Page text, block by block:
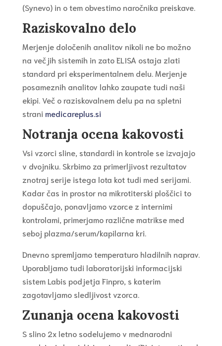
(Synevo) in o tem obvestimo naročnika preiskave.
Raziskovalno delo
Merjenje določenih analitov nikoli ne bo možno
na večjih sistemih in zato ELISA ostaja zlati
standard pri eksperimentalnem delu. Merjenje
posameznih analitov lahko zaupate tudi naši
ekipi. Več o raziskovalnem delu pa na spletni
strani medicareplus.si
Notranja ocena kakovosti
Vsi vzorci sline, standardi in kontrole se izvajajo
v dvojniku. Skrbimo za primerljivost rezultatov
znotraj serije istega lota kot tudi med serijami.
Kadar čas in prostor na mikrotiterski ploščici to
dopuščajo, ponavljamo vzorce z internimi
kontrolami, primerjamo različne matrikse med
seboj plazma/serum/kapilarna kri.
Dnevno spremljamo temperaturo hladilnih naprav.
Uporabljamo tudi laboratorijski informacijski
sistem Labis podjetja Finpro, s katerim
zagotavljamo sledljivost vzorca.
Zunanja ocena kakovosti
S slino 2x letno sodelujemo v mednarodni